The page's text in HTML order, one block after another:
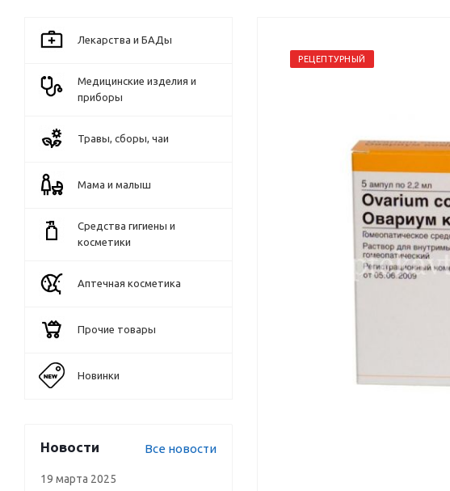
РЕЦЕПТУРНЫЙ
Лекарства и БАДы
Медицинские изделия и
приборы
Травы, сборы, чаи
Мама и малыш
Средства гигиены и
косметики
Аптечная косметика
Прочие товары
Новинки
Новости Все новости
19 марта 2025